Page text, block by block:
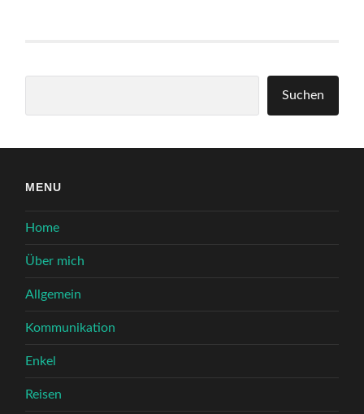
Suchen
MENU
Home
Über mich
Allgemein
Kommunikation
Enkel
Reisen